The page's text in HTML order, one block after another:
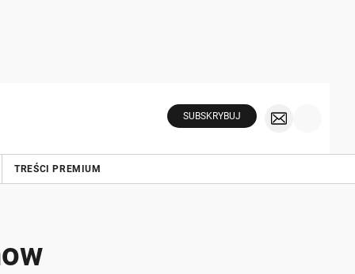
SUBSKRYBUJ
TREŚCI PREMIUM